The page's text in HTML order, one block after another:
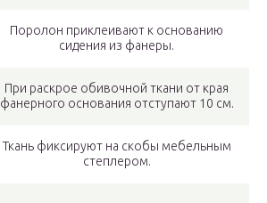
Поролон приклеивают к основанию
сидения из фанеры.
При раскрое обивочной ткани от края
фанерного основания отступают 10 см.
Ткань фиксируют на скобы мебельным
степлером.